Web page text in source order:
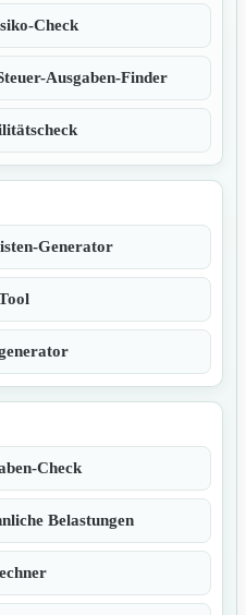
Check
Ausgaben-Finder
Generator
Check
Belastungen